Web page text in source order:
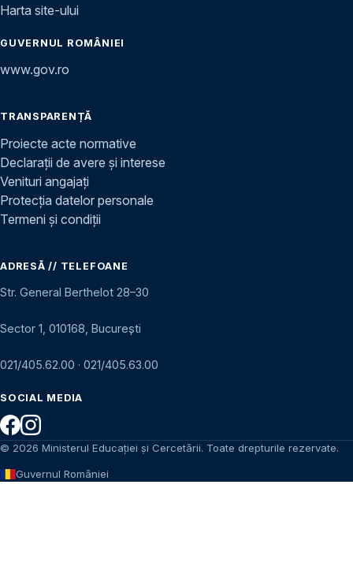
Harta site-ului
GUVERNUL ROMÂNIEI
www.gov.ro
TRANSPARENȚĂ
Proiecte acte normative
Declarații de avere și interese
Venituri angajați
Protecția datelor personale
Termeni și condiții
ADRESĂ // TELEFOANE
Str. General Berthelot 28–30
Sector 1, 010168, București
021/405.62.00 · 021/405.63.00
SOCIAL MEDIA
© 2026 Ministerul Educației și Cercetării. Toate drepturile rezervate.
Guvernul României